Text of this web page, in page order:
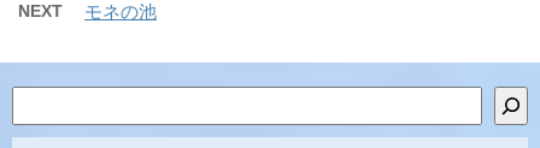
NEXT モネの池